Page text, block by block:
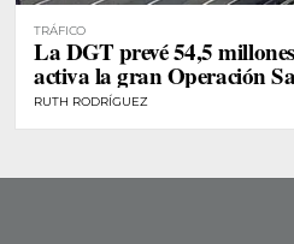
TRÁFICO
La DGT prevé 54,5
activa la gran Operación
RUTH RODRÍGUEZ